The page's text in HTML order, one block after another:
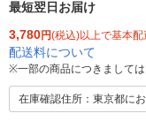
最短翌日お届け
3,780円(税込)以上で基本配
配送料について
※一部の商品につきまして
在庫確認住所：東京都に